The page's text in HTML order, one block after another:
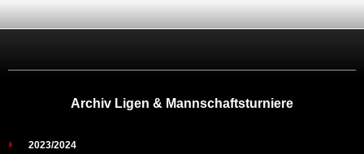
Archiv Ligen & Mannschaftsturniere
2023/2024